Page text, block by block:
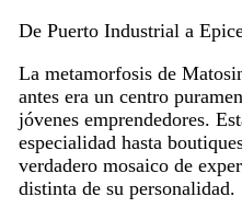
De Puerto Industrial a
La metamorfosis de
antes era un centro
jóvenes emprendedores.
especialidad hasta
verdadero mosaico de
distinta de su personalidad.